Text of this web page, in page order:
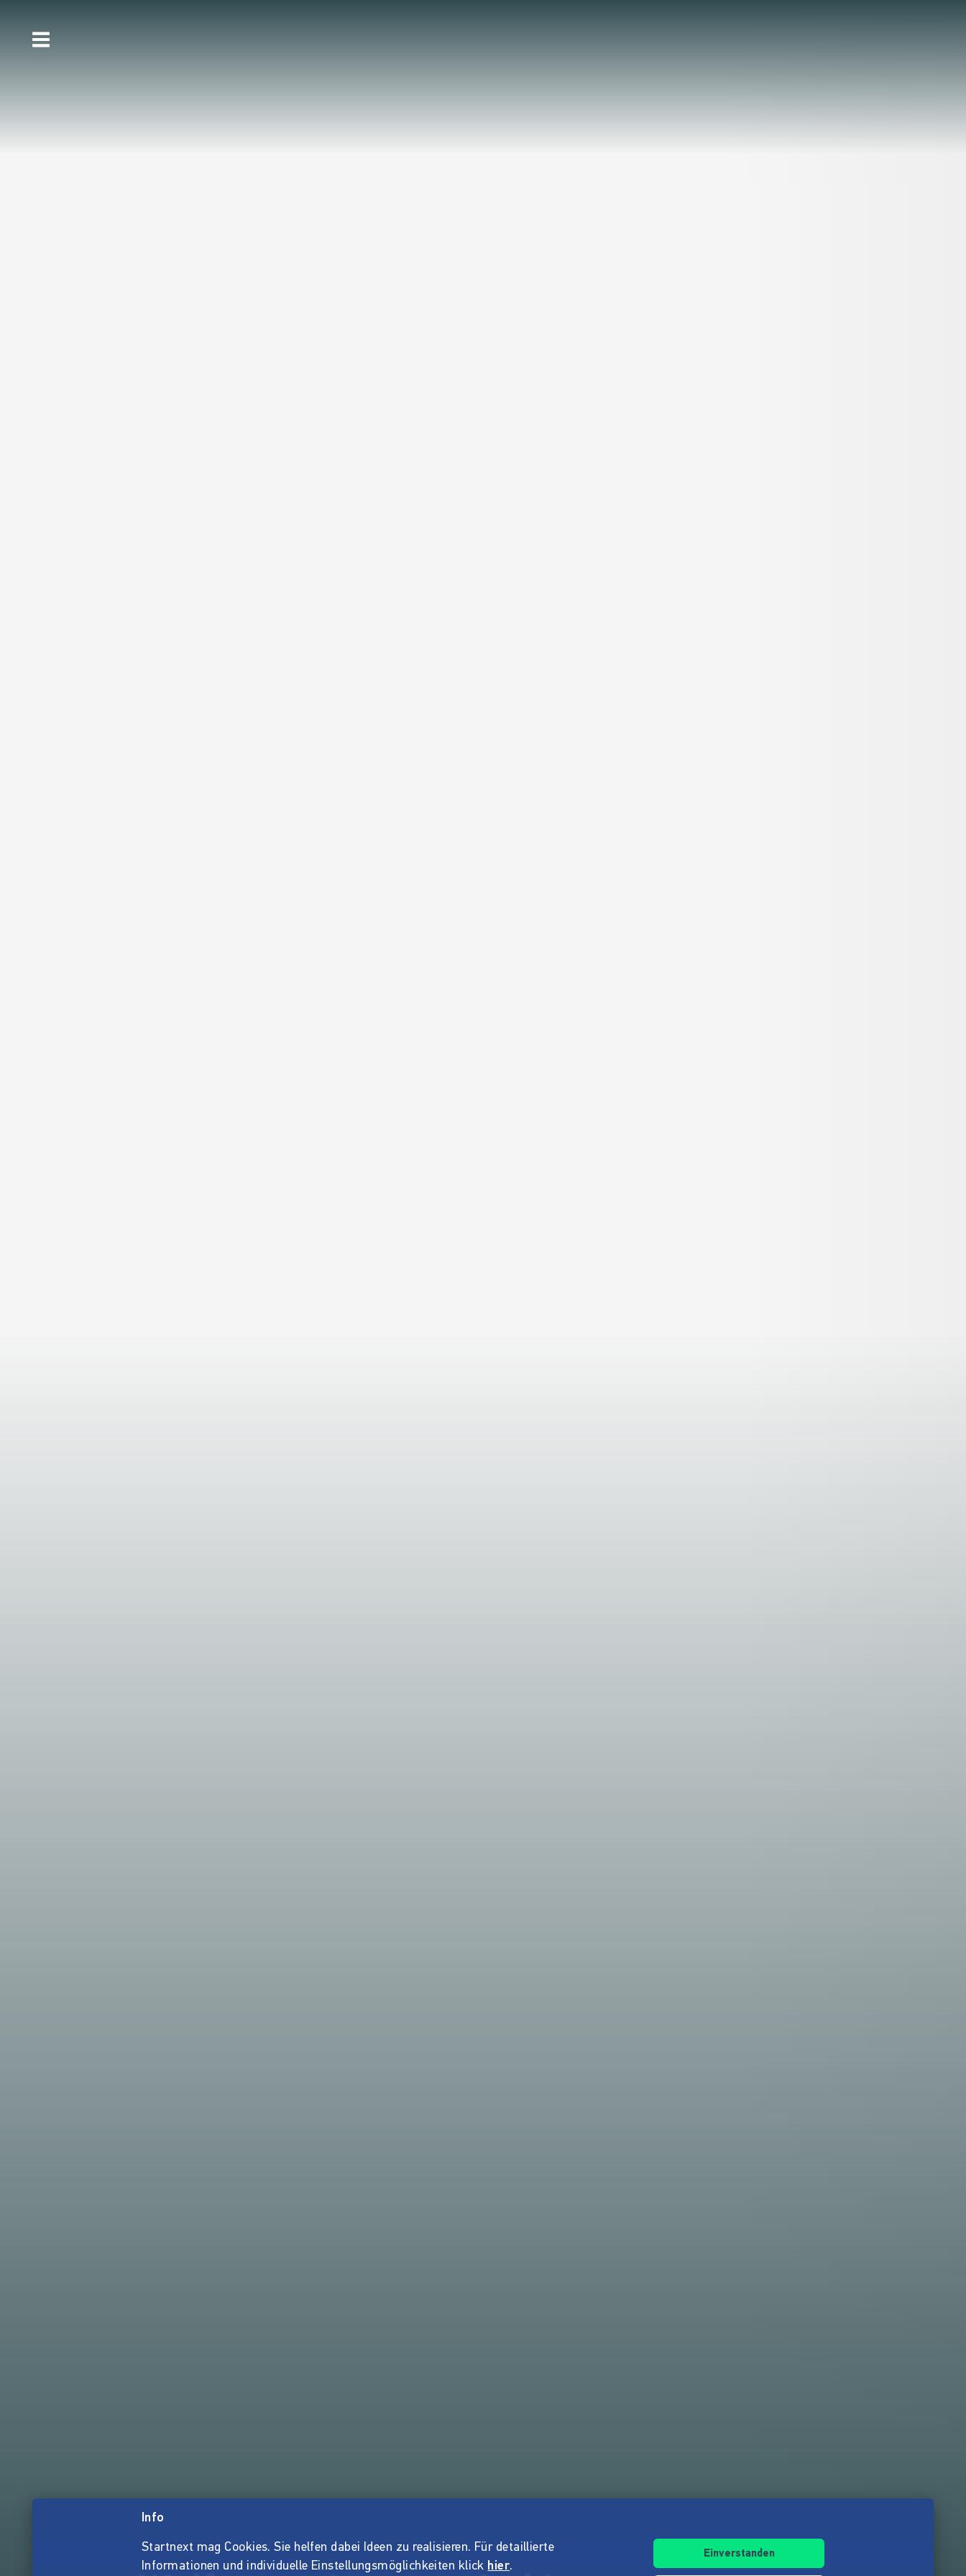
Info
Startnext mag Cookies. Sie helfen dabei Ideen zu realisieren. Für detaillierte
Informationen und individuelle Einstellungsmöglichkeiten klick hier.
Einverstanden